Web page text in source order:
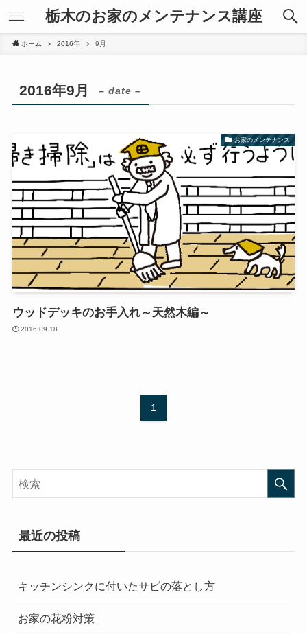
栃木のお家のメンテナンス講座
ホーム 2016年 9月
2016年9月 – date –
お家のメンテナンス
ウッドデッキのお手入れ～天然木編～
2016.09.18
1
最近の投稿
キッチンシンクに付いたサビの落とし方
お家の花粉対策